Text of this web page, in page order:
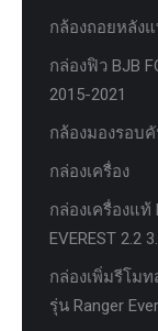
กล้องถอยหลัง
กล่องฟิว BJB
2015-2021
กล้องมองรอบ
กล่องเครื่อง
กล่องเครื่องแท้
EVEREST 2.2
กล่องเพิ่มรีโม
รุ่น Ranger